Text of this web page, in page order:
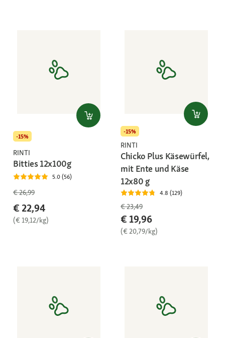
-15%
RINTI
Bitties 12x100g
5.0 (56)
€ 26,99
€ 22,94
(€ 19,12/kg)
-15%
RINTI
Chicko Plus Käsewürfel,
mit Ente und Käse
12x80 g
4.8 (129)
€ 23,49
€ 19,96
(€ 20,79/kg)